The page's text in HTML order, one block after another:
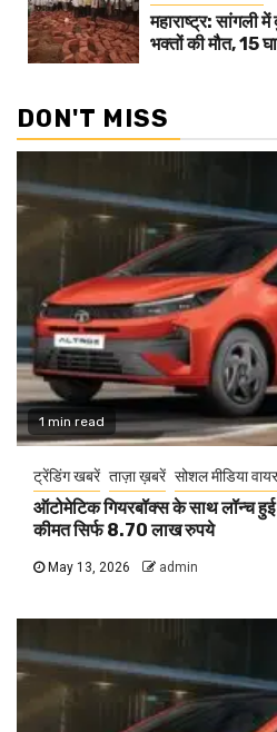
महाराष्ट्र: सांगली
भक्तों की मौत, 15
DON'T MISS
1 min read
ट्रेंडिंग खबरें ताज़ा ख़बरें सोशल मीडिया
ऑटोमेटिक गियरबॉक्स के साथ
कीमत सिर्फ 8.70 लाख रुपये
May 13, 2026 admin